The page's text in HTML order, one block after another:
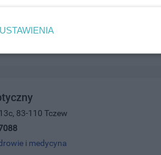
83-110 Tczew
i medycyna
USTAWIENIA